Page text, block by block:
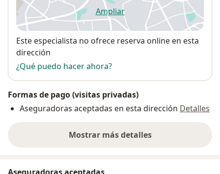
Ampliarse abre en una nueva
Disponibilidad
Este especialista no ofrece reserva online en esta
dirección
¿Qué puedo hacer ahora?
Formas de pago (visitas privadas)
Aseguradoras aceptadas en esta dirección Detalles
Mostrar más detalles
sobre la dirección